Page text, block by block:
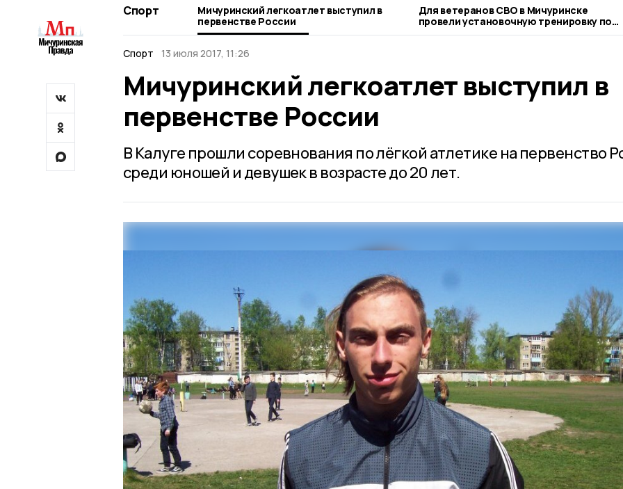
Спорт
Мичуринский легкоатлет выступил в
первенстве России
Для ветеранов СВО в Мичуринске
провели установочную тренировку по
следж-хоккею
Спорт 13 июля 2017, 11:26
Мичуринский легкоатлет выступил в
первенстве России
В Калуге прошли соревнования по лёгкой атлетике на первенство
среди юношей и девушек в возрасте до 20 лет.